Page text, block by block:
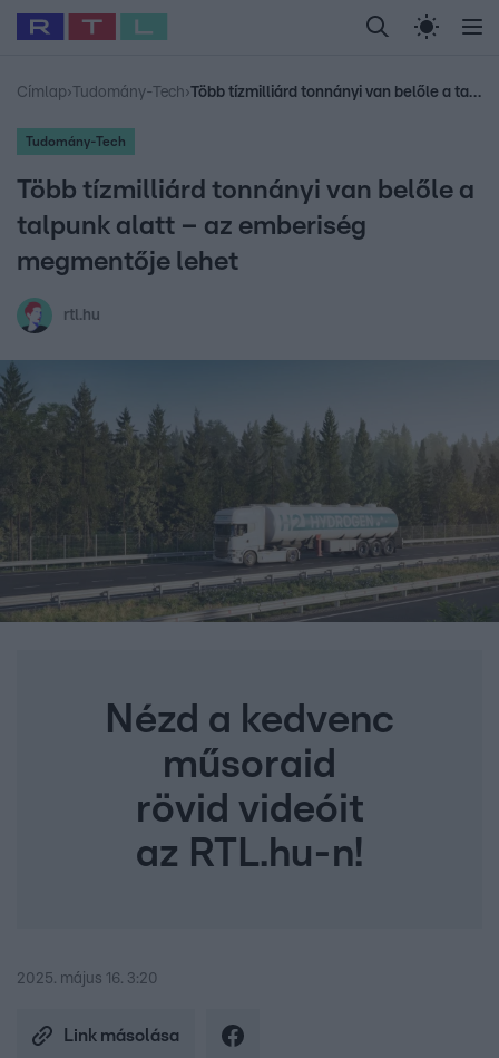
Legfrissebb RTL Híradó Randi Celeb vagyok,
Babits Marcella Most Wanted Gallusz
Címlap› Tudomány-Tech› Több tízmilliárd tonnányi van belőle a talpunk alatt – az emberiség megmentője lehet
Tudomány-Tech
Több tízmilliárd tonnányi van belőle a
talpunk alatt – az emberiség
megmentője lehet
rtl.hu
Nézd a kedvenc
műsoraid
rövid videóit
az RTL.hu-n!
2025. május 16. 3:20
Link másolása